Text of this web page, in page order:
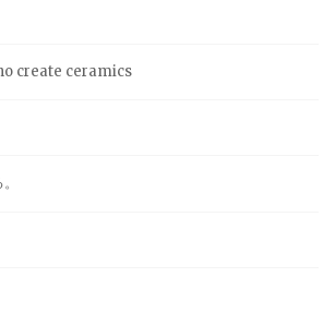
create ceramics